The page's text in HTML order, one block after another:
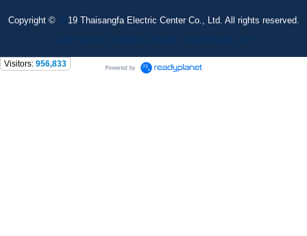
Copyright ©
19 Thaisangfa Electric Center Co., Ltd. All rights reserved.
Visitors: 956,833